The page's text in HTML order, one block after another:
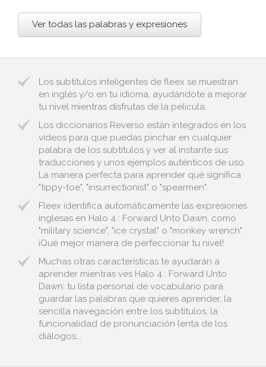
Ver todas las palabras y expresiones
Los subtítulos inteligentes de fleex se muestran
en inglés y/o en tu idioma, ayudándote a mejorar
tu nivel mientras disfrutas de la película.
Los diccionarios Reverso están integrados en los
vídeos para que puedas pinchar en cualquier
palabra de los subtítulos y ver al instante sus
traducciones y unos ejemplos auténticos de uso.
La manera perfecta para aprender qué significa
"tippy-toe", "insurrectionist" o "spearmen".
Fleex identifica automáticamente las expresiones
inglesas en Halo 4 : Forward Unto Dawn, como
"military science", "ice crystal" o "monkey wrench".
¡Qué mejor manera de perfeccionar tu nivel!
Muchas otras características te ayudarán a
aprender mientras ves Halo 4 : Forward Unto
Dawn: tu lista personal de vocabulario para
guardar las palabras que quieres aprender, la
sencilla navegación entre los subtítulos, la
funcionalidad de pronunciación lenta de los
diálogos...